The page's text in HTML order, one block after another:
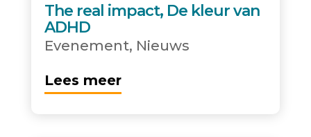
The real impact, De kleur van
ADHD
Evenement, Nieuws
Lees meer